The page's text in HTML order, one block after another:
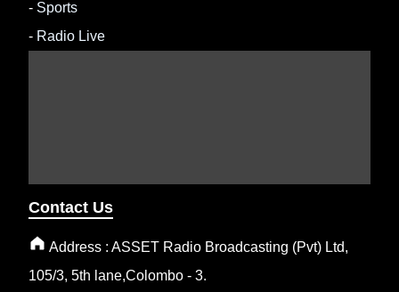
- Sports
- Radio Live
Contact Us
Address : ASSET Radio Broadcasting (Pvt) Ltd,
105/3, 5th lane,Colombo - 3.